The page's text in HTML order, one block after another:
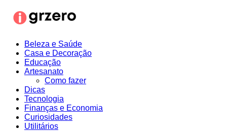
para
Beleza e Saúde
Casa e Decoração
Educação
Artesanato
Como fazer
Dicas
Tecnologia
Finanças e Economia
Curiosidades
Utilitários